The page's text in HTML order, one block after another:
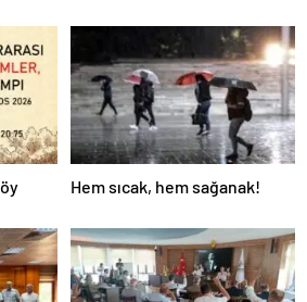
Hem sıcak, hem sağanak!